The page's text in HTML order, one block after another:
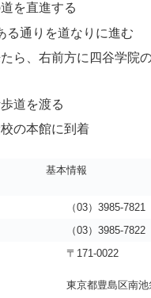
を直進する
る通りを道なりに進む
ら、右前方に四谷学院
道を渡る
の本館に到着
基本情報
（03）3985-7821
（03）3985-7822
〒171-0022
東京都豊島区南